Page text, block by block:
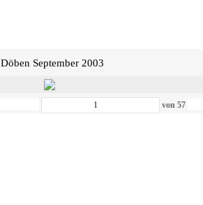
Döben September 2003
von57